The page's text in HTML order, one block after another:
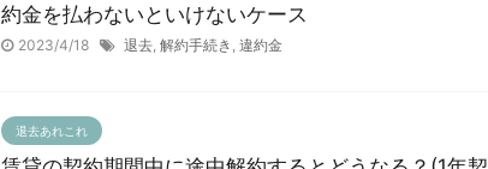
約金を払わないといけないケース
2023/4/18 退去 解約手続き 違約金
退去あれこれ